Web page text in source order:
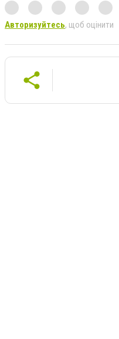
Авторизуйтесь, щоб оцінити